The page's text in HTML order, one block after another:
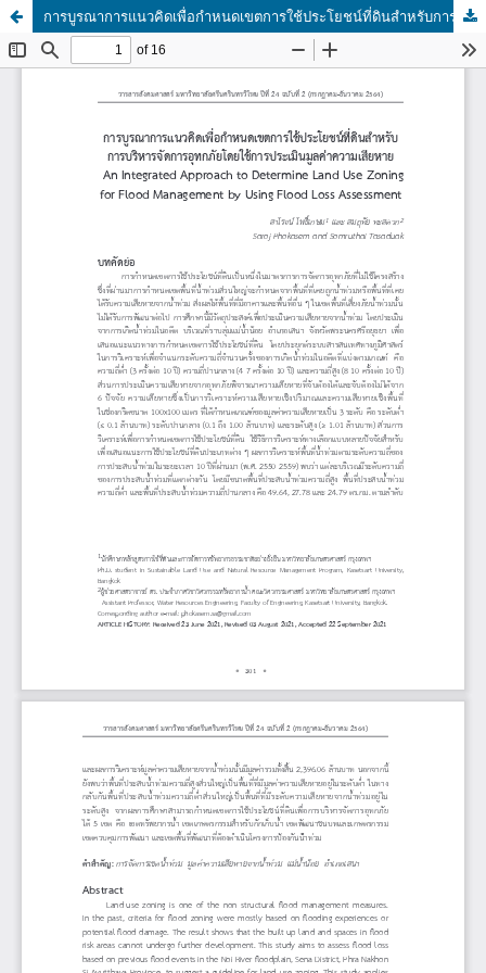
การบูรณาการแนวคิดเพื่อกำหนดเขตการใช้ประโยชน์ที่ดินสำหรับการบริหารจัดการอุทกภัยโดยใช้การประเมินมูลค่าความเสียหาย